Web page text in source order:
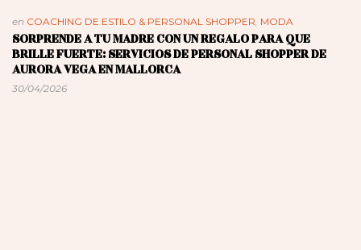
en COACHING DE ESTILO & PERSONAL SHOPPER, MODA
SORPRENDE A TU MADRE CON UN REGALO PARA QUE
BRILLE FUERTE: SERVICIOS DE PERSONAL SHOPPER DE
AURORA VEGA EN MALLORCA
30/04/2026